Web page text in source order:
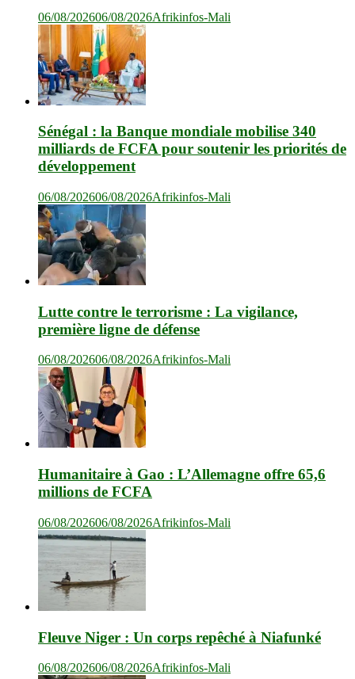
06/08/202606/08/2026Afrikinfos-Mali
Sénégal : la Banque mondiale mobilise 340
milliards de FCFA pour soutenir les priorités de
développement
06/08/202606/08/2026Afrikinfos-Mali
Lutte contre le terrorisme : La vigilance,
première ligne de défense
06/08/202606/08/2026Afrikinfos-Mali
Humanitaire à Gao : L’Allemagne offre 65,6
millions de FCFA
06/08/202606/08/2026Afrikinfos-Mali
Fleuve Niger : Un corps repêché à Niafunké
06/08/202606/08/2026Afrikinfos-Mali